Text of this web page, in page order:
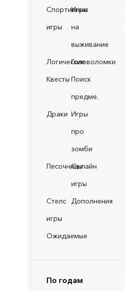
Спортивные
игры
Игры
на
выживание
ЛогическиеГоловоломки
Квесты Поиск
предме.
Драки Игры
про
зомби
ПесочницыОнлайн
игры
Стелс
игры
Дополнения
Ожидаемые
По годам